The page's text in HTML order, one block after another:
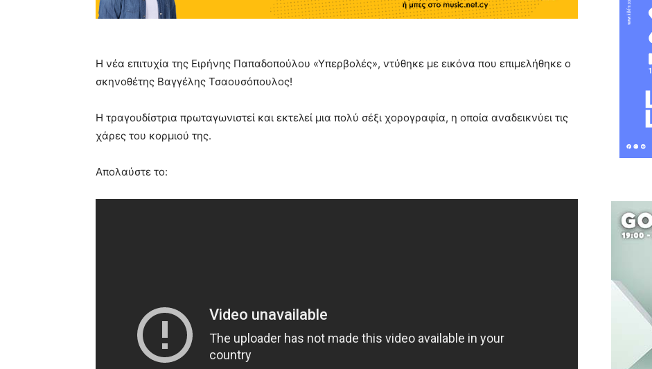
Η νέα επιτυχία της Ειρήνης Παπαδοπούλου «Υπερβολές», ντύθηκε με εικόνα που επιμελήθηκε ο
σκηνοθέτης Βαγγέλης Τσαουσόπουλος!
Η τραγουδίστρια πρωταγωνιστεί και εκτελεί μια πολύ σέξι χορογραφία, η οποία αναδεικνύει τις
χάρες του κορμιού της.
Απολαύστε το: